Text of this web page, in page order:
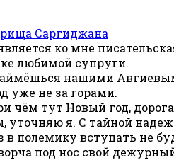
ко мне
любимой супруги.
нашими
уже не за горами.
чём тут Новый год,
уточняю я. С тайной
в полемику вступать не
под нос свой